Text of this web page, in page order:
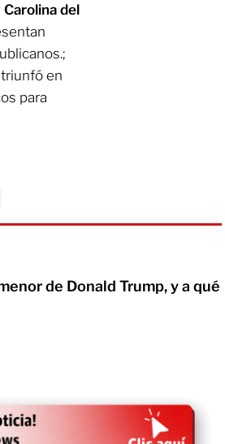
Carolina del
en
para
de Donald Trump, y a qué